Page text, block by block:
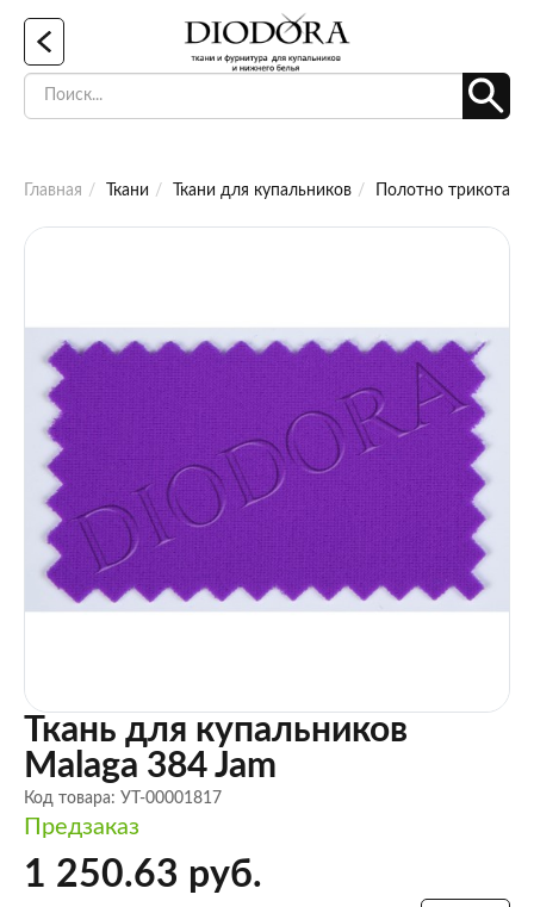
Главная Ткани Ткани для купальников Полотно
Ткань для купальников
Malaga 384 Jam
Код товара: УТ-00001817
Предзаказ
1 250.63 руб.